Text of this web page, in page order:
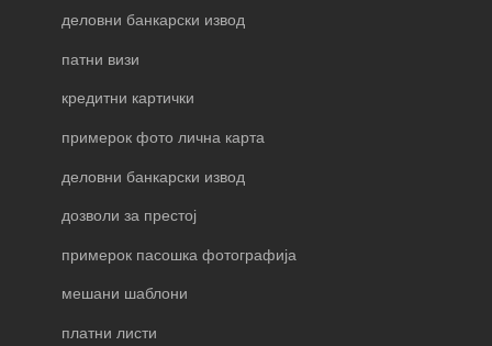
деловни банкарски извод
патни визи
кредитни картички
примерок фото лична карта
деловни банкарски извод
дозволи за престој
примерок пасошка фотографија
мешани шаблони
платни листи